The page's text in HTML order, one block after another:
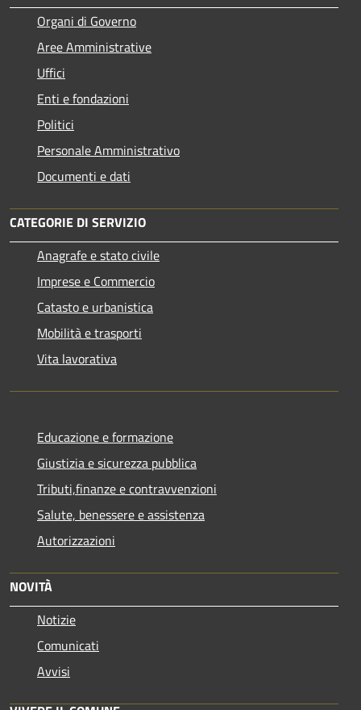
Organi di Governo
Aree Amministrative
Uffici
Enti e fondazioni
Politici
Personale Amministrativo
Documenti e dati
CATEGORIE DI SERVIZIO
Anagrafe e stato civile
Imprese e Commercio
Catasto e urbanistica
Mobilità e trasporti
Vita lavorativa
Educazione e formazione
Giustizia e sicurezza pubblica
Tributi,finanze e contravvenzioni
Salute, benessere e assistenza
Autorizzazioni
NOVITÀ
Notizie
Comunicati
Avvisi